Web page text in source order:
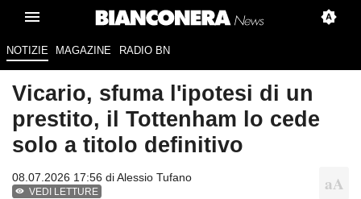
NOTIZIE MAGAZINE RADIO BN
Vicario, sfuma l'ipotesi di un
prestito, il Tottenham lo cede
solo a titolo definitivo
08.07.2026 17:56 diAlessio Tufano
VEDI LETTURE